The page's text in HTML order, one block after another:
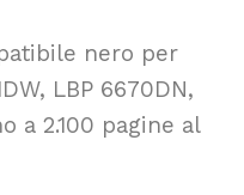
nero per
LBP 6670DN,
a 2.100 pagine al